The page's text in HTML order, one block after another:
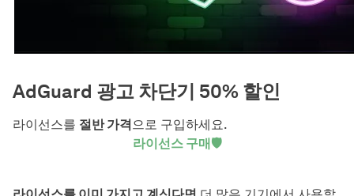
AdGuard 광고 차단기 50% 할인
라이선스를 절반 가격으로 구입하세요.
라이선스 구매🛡️